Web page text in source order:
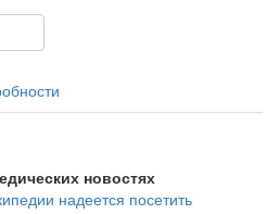
новостях
надеется посетить